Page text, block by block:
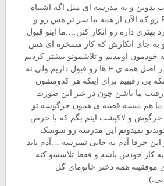
بدونن و یه مدرسه ای مثل اگه اشتباه
نکنم F8 رو که الآن از همه ما سر تر هس رو و
بهتری داره رو انکار کنن….ما اینو قبول
به جای انکارش که کار مسخره ای هس
خودمون اومدیم و تلاشمونو بیشتر کردیم
…..ما در اصل همه ی F ها رو قبول داریم ولی نه
بی رقیبیم برای اینکه هر کدومشون
رقیب ما باشن چون در غیر این صورت
ما هم میشه قضیه ی همون خرگوشه تو
خرگوش و لاکپشت اینم بگم که با حرص
نمیدونم این مدرسه رو سوسک
حرفا آدم به جایی نمیرسه….آدم باید
کار خودش باشه و فقط تلاششو کنه
موفقیته همه دختر خانومای گل